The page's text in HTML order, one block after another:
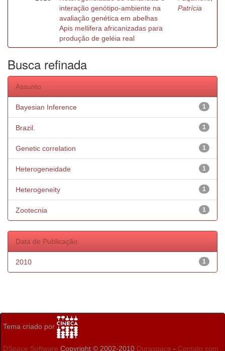
interação genótipo-ambiente na
avaliação genética em abelhas
Apis mellifera africanizadas para
produção de geléia real
Patrícia
Busca refinada
Assunto
1
Bayesian Inference
1
Brazil.
1
Genetic correlation
1
Heterogeneidade
1
Heterogeneity
1
Zootecnia
Data de Publicação
1
2010
Tema criado por
DSpace Software Copyright © 2002-2010 Duraspace - Contato com